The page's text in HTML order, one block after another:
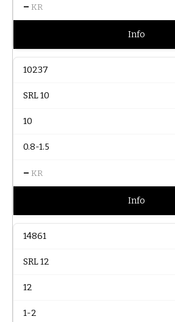
– KR
Info
10237
SRL 10
10
0.8-1.5
– KR
Info
14861
SRL 12
12
1-2